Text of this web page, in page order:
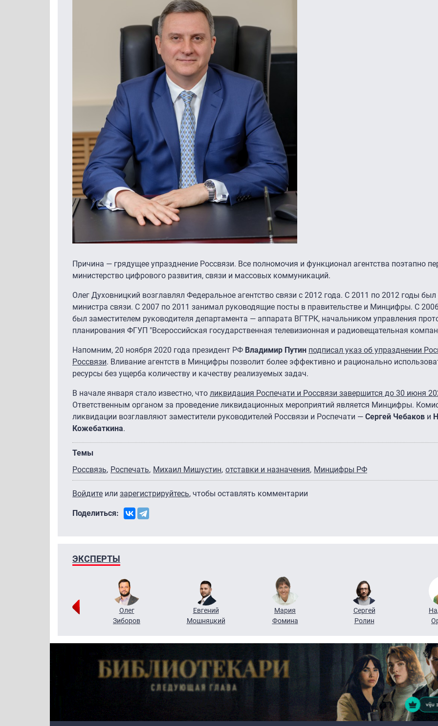
Причина — грядущее упразднение Россвязи. Все полномочия и функционал агентства поэтапно
министерство цифрового развития, связи и массовых коммуникаций.
Олег Духовницкий возглавлял Федеральное агентство связи с 2012 года. С 2011 по 2012 годы
министра связи. С 2007 по 2011 занимал руководящие посты в правительстве и Минцифры. С
был заместителем руководителя департамента — аппарата ВГТРК, начальником управления
планирования ФГУП "Всероссийская государственная телевизионная и радиовещательная
Напомним, 20 ноября 2020 года президент РФ Владимир Путин подписал указ об упразднении
Россвязи. Вливание агентств в Минцифры позволит более эффективно и рационально
ресурсы без ущерба количеству и качеству реализуемых задач.
В начале января стало известно, что ликвидация Роспечати и Россвязи завершится до 30 июня
Ответственным органом за проведение ликвидационных мероприятий является Минцифры.
ликвидации возглавляют заместители руководителей Россвязи и Роспечати — Сергей Чебаков и
Кожебаткина.
Темы
Россвязь Роспечать Михаил Мишустин отставки и назначения Минцифры РФ
Войдите или зарегистрируйтесь, чтобы оставлять комментарии
Поделиться:
ЭКСПЕРТЫ
Олег
Зиборов
Евгений
Мошняцкий
Мария
Фомина
Сергей
Ролин